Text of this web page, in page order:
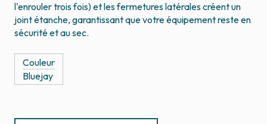
l'enrouler trois fois) et les fermetures latérales créent un
joint étanche, garantissant que votre équipement reste en
sécurité et au sec.
Couleur
Bluejay